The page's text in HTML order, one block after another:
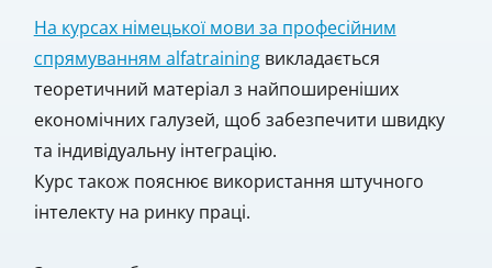
На курсах німецької мови за професійним
спрямуванням alfatrainingвикладається
теоретичний матеріал з найпоширеніших
економічних галузей, щоб забезпечити швидку
та індивідуальну інтеграцію.
Курс також пояснює використання штучного
інтелекту на ринку праці.